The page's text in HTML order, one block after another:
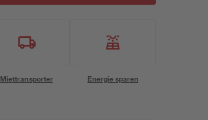
Miettransporter Energie sparen